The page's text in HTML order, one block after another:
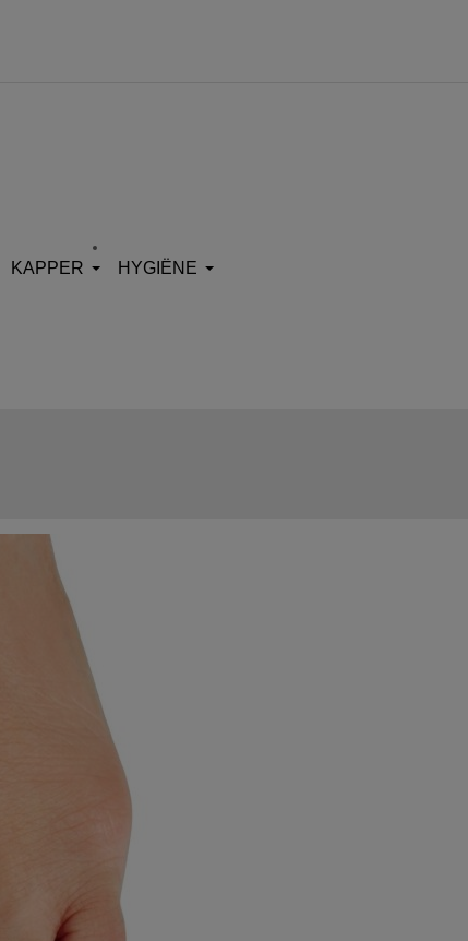
KAPPER HYGIËNE